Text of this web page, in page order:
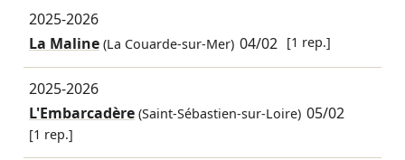
2025-2026
La Maline(La Couarde-sur-Mer) 04/02 [1 rep.]
2025-2026
L'Embarcadère(Saint-Sébastien-sur-Loire) 05/02
[1 rep.]